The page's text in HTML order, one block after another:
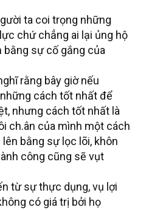
ta coi trọng những
chứ chẳng ai lại ủng hộ
bằng sự cố gắng của
rằng bây giờ nếu
cách tốt nhất để
nhưng cách tốt nhất là
ch.ân của mình một cách
bằng sự lọc lõi, khôn
công cũng sẽ vụt
từ sự thực dụng, vụ lợi
có giá trị bởi họ